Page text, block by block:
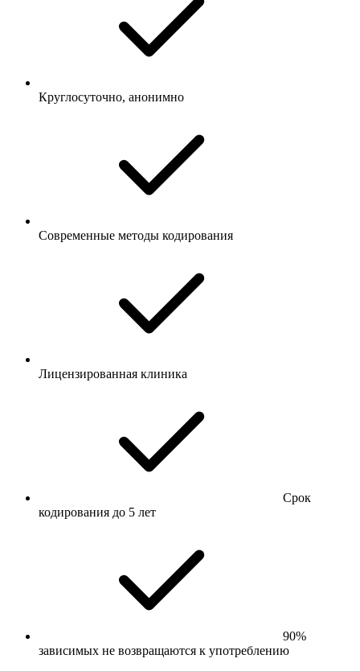
Круглосуточно, анонимно
Современные методы кодирования
Лицензированная клиника
Срок
кодирования до 5 лет
90%
зависимых не возвращаются к употреблению